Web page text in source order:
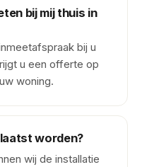
bij mij thuis in
bij u
u een offerte op
woning.
worden?
wij de installatie